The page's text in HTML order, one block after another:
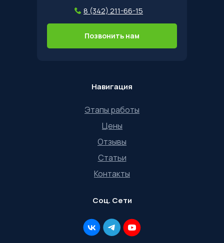
Отзывы
Контакты
Цены
Статьи
Навигация
Этапы работы
Соц. Сети
8 (342) 211-66-15
Позвонить нам